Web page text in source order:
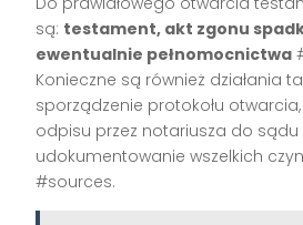
są: testament, akt zgonu
ewentualnie pełnomocnictwa
Konieczne są również działania
sporządzenie protokołu
odpisu przez notariusza do
udokumentowanie wszelkich
#sources.